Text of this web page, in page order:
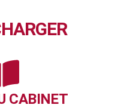
CABINET